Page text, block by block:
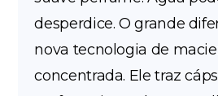
desperdice. O grande
nova tecnologia de
concentrada. Ele traz